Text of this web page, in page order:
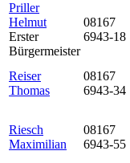
Priller
Helmut
Erster
Bürgermeister
08167
6943-18
Reiser
Thomas
08167
6943-34
Riesch
Maximilian
08167
6943-55